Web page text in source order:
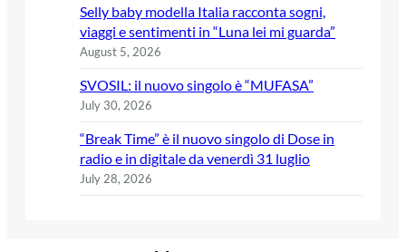
Selly baby modella Italia racconta sogni,
viaggi e sentimenti in “Luna lei mi guarda”
August 5, 2026
SVOSIL: il nuovo singolo è “MUFASA”
July 30, 2026
“Break Time” è il nuovo singolo di Dose in
radio e in digitale da venerdì 31 luglio
July 28, 2026